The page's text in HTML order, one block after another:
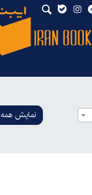
نمایش همه